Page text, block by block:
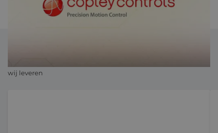
een speciale Ruggedised productenlijn.
wij leveren